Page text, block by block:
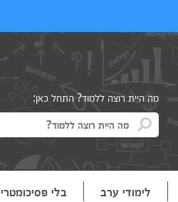
מה היית רוצה ללמוד? התחל כאן:
לימודי ערב בלי פסיכומטרי